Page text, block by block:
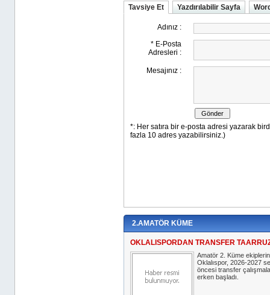
Tavsiye Et Yazdırılabilir Sayfa
2.AMATÖR KÜME
OKLALISPORDAN TRANSFER
Amatör 2. Küme
Oklalıspor, 2026-2027
öncesi transfer
erken başladı.